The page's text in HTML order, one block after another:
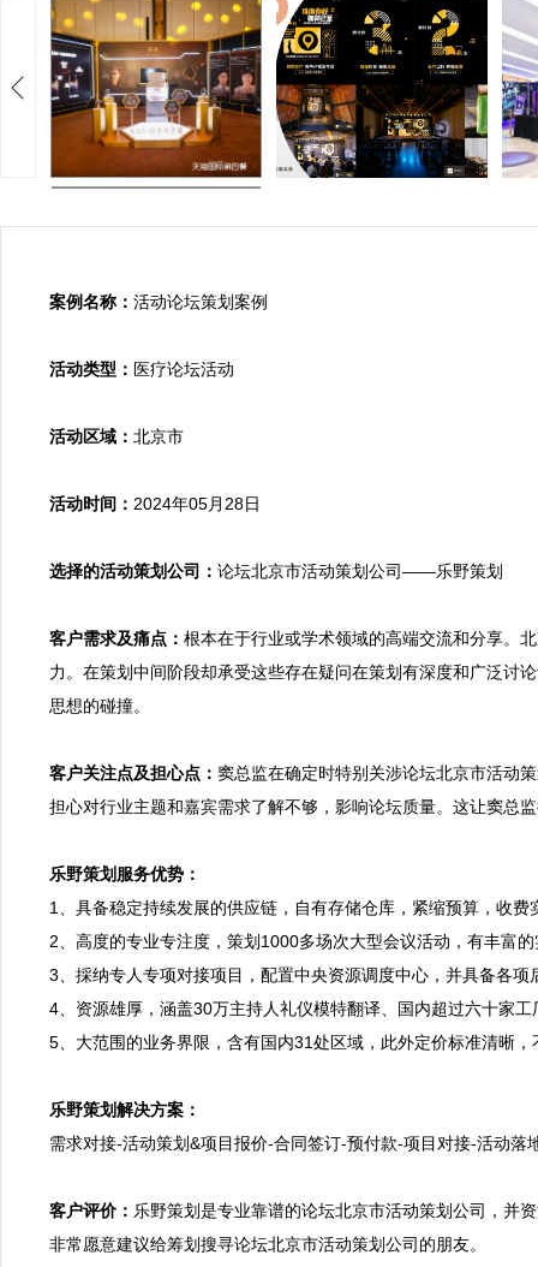
案例名称： 活动论坛策划案例
活动类型： 医疗论坛活动
活动区域： 北京市
活动时间： 2024年05月28日
选择的活动策划公司： 论坛北京市活动策划公司——乐野策划
客户需求及痛点： 根本在于行业或学术领域的高端交流和分享。
力。在策划中间阶段却承受这些存在疑问在策划有深度和广泛讨
思想的碰撞。
客户关注点及担心点： 窦总监在确定时特别关涉论坛北京市活动
担心对行业主题和嘉宾需求了解不够，影响论坛质量。这让窦总
乐野策划服务优势：
1、具备稳定持续发展的供应链，自有存储仓库，紧缩预算，收费
2、高度的专业专注度，策划1000多场次大型会议活动，有丰富
3、採纳专人专项对接项目，配置中央资源调度中心，并具备各
4、资源雄厚，涵盖30万主持人礼仪模特翻译、国内超过六十家
5、大范围的业务界限，含有国内31处区域，此外定价标准清晰
乐野策划解决方案：
需求对接-活动策划&项目报价-合同签订-预付款-项目对接-活动落
客户评价： 乐野策划是专业靠谱的论坛北京市活动策划公司，并
非常愿意建议给筹划搜寻论坛北京市活动策划公司的朋友。